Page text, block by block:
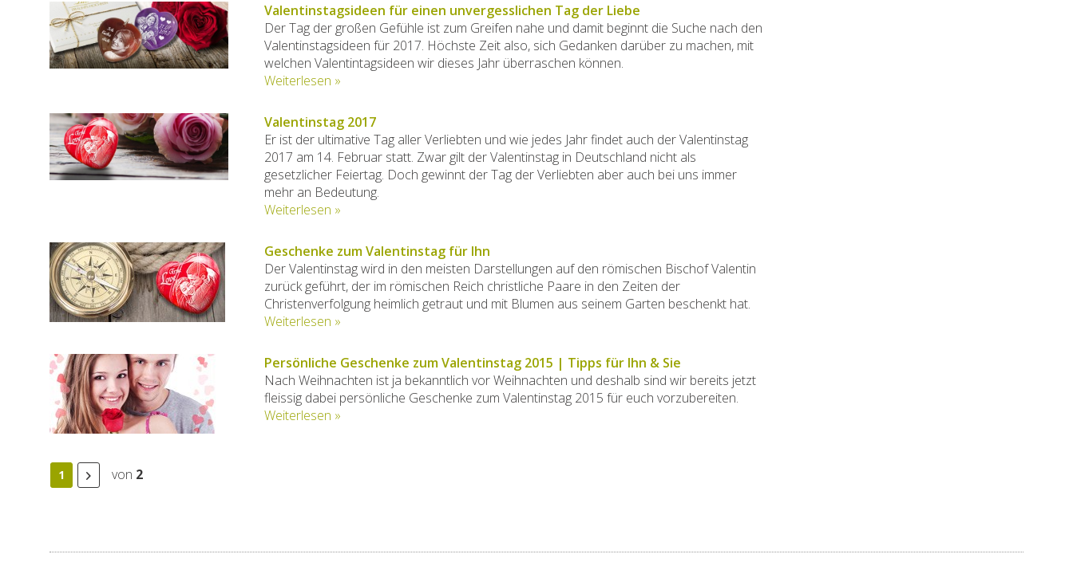
Valentinstagsideen für einen unvergesslichen Tag der Liebe
Der Tag der großen Gefühle ist zum Greifen nahe und damit beginnt die Suche nach den
Valentinstagsideen für 2017. Höchste Zeit also, sich Gedanken darüber zu machen, mit
welchen Valentintagsideen wir dieses Jahr überraschen können.
Weiterlesen »
Valentinstag 2017
Er ist der ultimative Tag aller Verliebten und wie jedes Jahr findet auch der Valentinstag
2017 am 14. Februar statt. Zwar gilt der Valentinstag in Deutschland nicht als
gesetzlicher Feiertag. Doch gewinnt der Tag der Verliebten aber auch bei uns immer
mehr an Bedeutung.
Weiterlesen »
Geschenke zum Valentinstag für Ihn
Der Valentinstag wird in den meisten Darstellungen auf den römischen Bischof Valentin
zurück geführt, der im römischen Reich christliche Paare in den Zeiten der
Christenverfolgung heimlich getraut und mit Blumen aus seinem Garten beschenkt hat.
Weiterlesen »
Persönliche Geschenke zum Valentinstag 2015 | Tipps für Ihn & Sie
Nach Weihnachten ist ja bekanntlich vor Weihnachten und deshalb sind wir bereits jetzt
fleissig dabei persönliche Geschenke zum Valentinstag 2015 für euch vorzubereiten.
Weiterlesen »
1 von 2